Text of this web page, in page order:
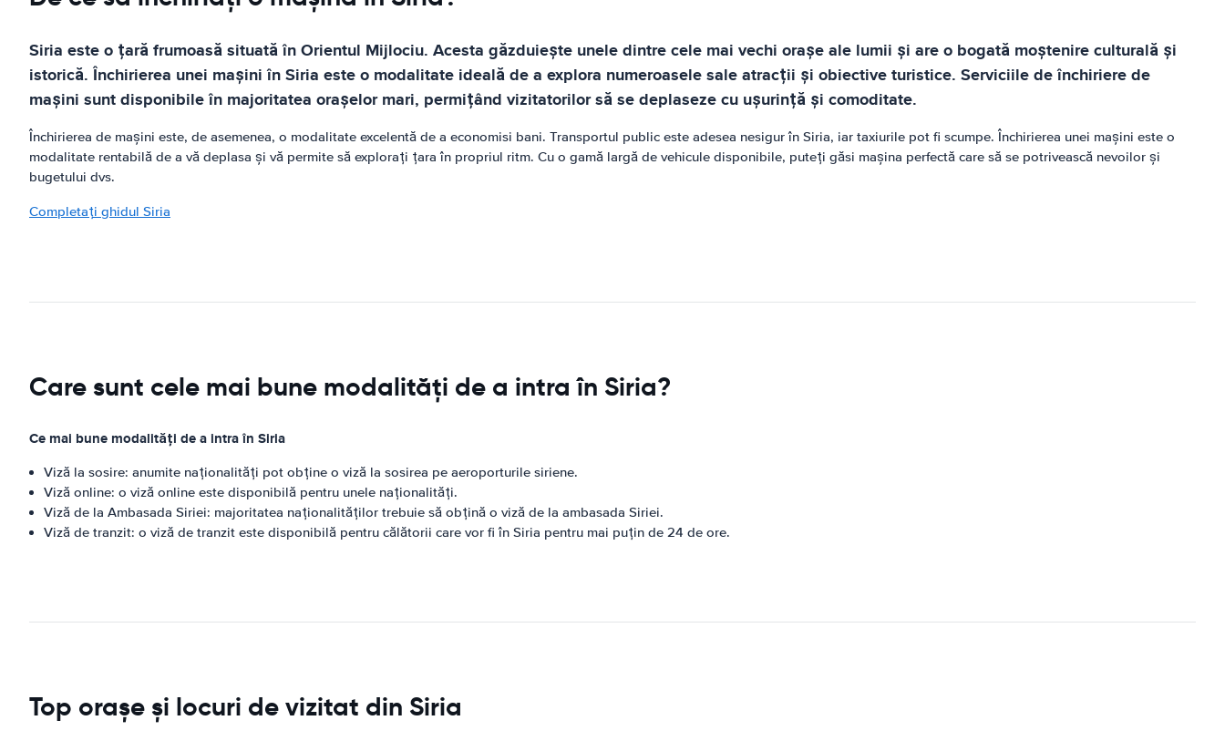
Siria este o țară frumoasă situată în Orientul Mijlociu. Acesta găzduiește unele dintre cele mai vechi orașe ale lumii și are o bogată moștenire culturală și
istorică. Închirierea unei mașini în Siria este o modalitate ideală de a explora numeroasele sale atracții și obiective turistice. Serviciile de închiriere de
mașini sunt disponibile în majoritatea orașelor mari, permițând vizitatorilor să se deplaseze cu ușurință și comoditate.
Închirierea de mașini este, de asemenea, o modalitate excelentă de a economisi bani. Transportul public este adesea nesigur în Siria, iar taxiurile pot fi scumpe. Închirierea unei mașini este o
modalitate rentabilă de a vă deplasa și vă permite să explorați țara în propriul ritm. Cu o gamă largă de vehicule disponibile, puteți găsi mașina perfectă care să se potrivească nevoilor și
bugetului dvs.
Completați ghidul Siria
Care sunt cele mai bune modalități de a intra în Siria?
Ce mai bune modalități de a intra în Siria
Viză la sosire: anumite naționalități pot obține o viză la sosirea pe aeroporturile siriene.
Viză online: o viză online este disponibilă pentru unele naționalități.
Viză de la Ambasada Siriei: majoritatea naționalităților trebuie să obțină o viză de la ambasada Siriei.
Viză de tranzit: o viză de tranzit este disponibilă pentru călătorii care vor fi în Siria pentru mai puțin de 24 de ore.
Top orașe și locuri de vizitat din Siria